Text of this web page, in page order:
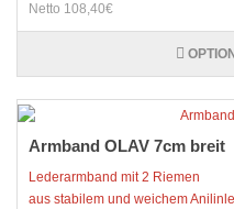
Netto 108,40€
Armband OLAV 7cm breit
Lederarmband mit 2 Riemen
aus stabilem und weichem